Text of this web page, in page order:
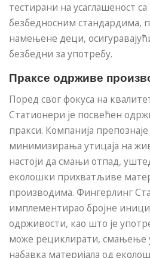
тестирани на усаглашеност
безбедносним стандардима,
намењене деци,
безбедни за употребу.
Праксе одрживе
Поред свог фокуса на
Статионери је посвећен
пракси. Компанија
минимизирања утицаја на
настоји да смањи отпад,
еколошки прихватљиве
производима. Фингерлинг
имплементирао бројне
одрживости, као што је
може рециклирати, смањење
набавка материјала од